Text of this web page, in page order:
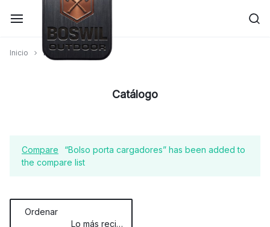
contenido
y
–
Inicio Página 2
Catálogo
Compare
“Bolso porta cargadores” has been added to
the compare list
Ordenar
Lo más reciente